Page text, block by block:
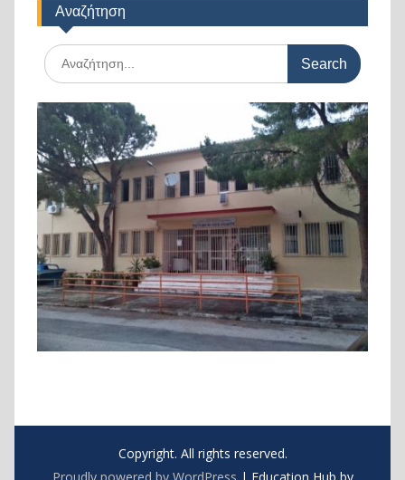
Αναζήτηση
Search
for:
Copyright. All rights reserved.